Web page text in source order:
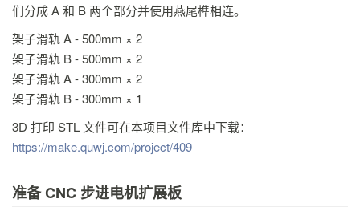
们分成 A 和 B 两个部分并使用燕尾榫相连。
架子滑轨 A - 500mm × 2
架子滑轨 B - 500mm × 2
架子滑轨 A - 300mm × 2
架子滑轨 B - 300mm × 1
3D 打印 STL 文件可在本项目文件库中下载：
https://make.quwj.com/project/409
准备 CNC 步进电机扩展板